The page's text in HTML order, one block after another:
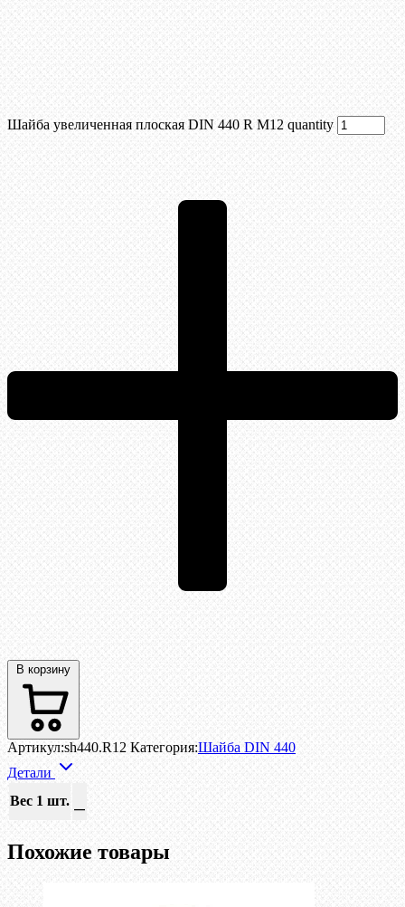
Шайба увеличенная плоская DIN 440 R М12 quantity
В корзину
Артикул:sh440.R12 Категория:Шайба DIN 440
Детали
Вес 1 шт. —
Похожие товары